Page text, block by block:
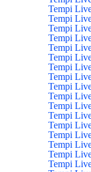
Tempi
Tempi
Tempi
Tempi
Tempi
Tempi
Tempi
Tempi
Tempi
Tempi
Tempi
Tempi
Tempi
Tempi
Tempi
Tempi
Tempi